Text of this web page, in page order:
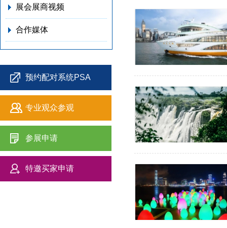
展会展商视频
合作媒体
预约配对系统PSA
专业观众参观
参展申请
特邀买家申请